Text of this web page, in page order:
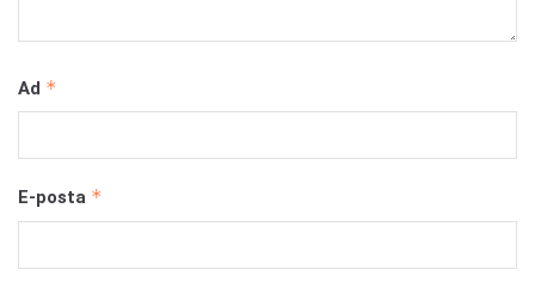
Ad *
E-posta *